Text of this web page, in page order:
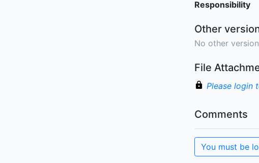
Responsibility
Other
No other
File
Please login
Comments
You must be